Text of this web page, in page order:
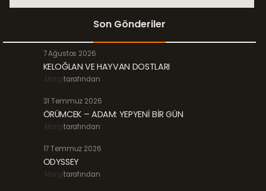
Son Gönderiler
7 Ağustos 2026
KELOĞLAN VE HAYVAN DOSTLARI
Margitarafından
31 Temmuz 2026
ÖRÜMCEK – ADAM: YEPYENİ BİR GÜN
Margitarafından
17 Temmuz 2026
ODYSSEY
Margitarafından